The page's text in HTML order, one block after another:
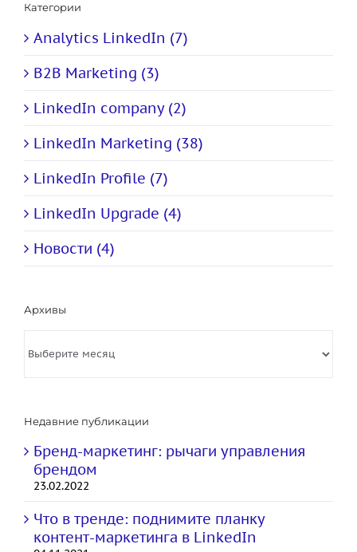
Категории
Analytics LinkedIn (7)
B2B Marketing (3)
LinkedIn company (2)
LinkedIn Marketing (38)
LinkedIn Profile (7)
LinkedIn Upgrade (4)
Новости (4)
Архивы
Недавние публикации
Бренд-маркетинг: рычаги управления
брендом
23.02.2022
Что в тренде: поднимите планку
контент-маркетинга в LinkedIn